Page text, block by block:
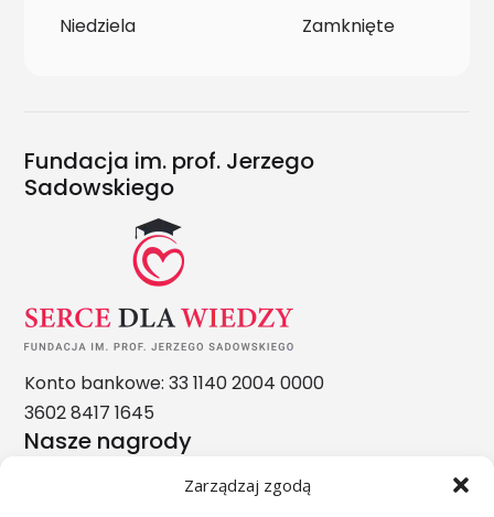
Zarządzaj zgodą
Niedziela
Zamknięte
Fundacja im. prof. Jerzego
Sadowskiego
Konto bankowe: 33 1140 2004 0000
3602 8417 1645
Nasze nagrody